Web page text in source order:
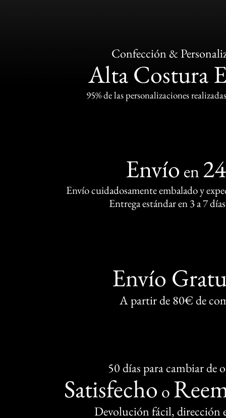
Confección &
Alta Costura
95% de las personalizaciones
Envío en
Envío cuidadosamente embalado y
Entrega estándar en 3 a 7
Envío
A partir de 80€ de
50 días para cambiar de
Satisfecho o
Devolución fácil, dirección